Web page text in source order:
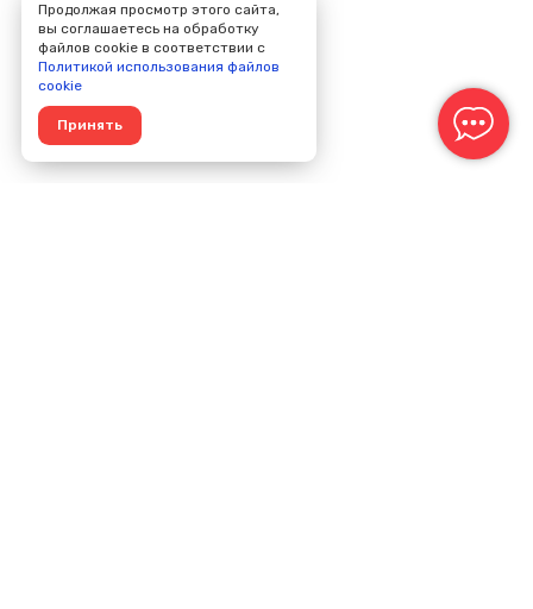
Продолжая просмотр этого сайта,
вы соглашаетесь на обработку
файлов cookie в соответствии с
Политикой использования файлов
cookie
Принять